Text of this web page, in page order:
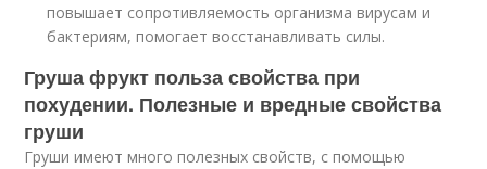
повышает сопротивляемость организма вирусам и
бактериям, помогает восстанавливать силы.
Груша фрукт польза свойства при
похудении. Полезные и вредные свойства
груши
Груши имеют много полезных свойств, с помощью